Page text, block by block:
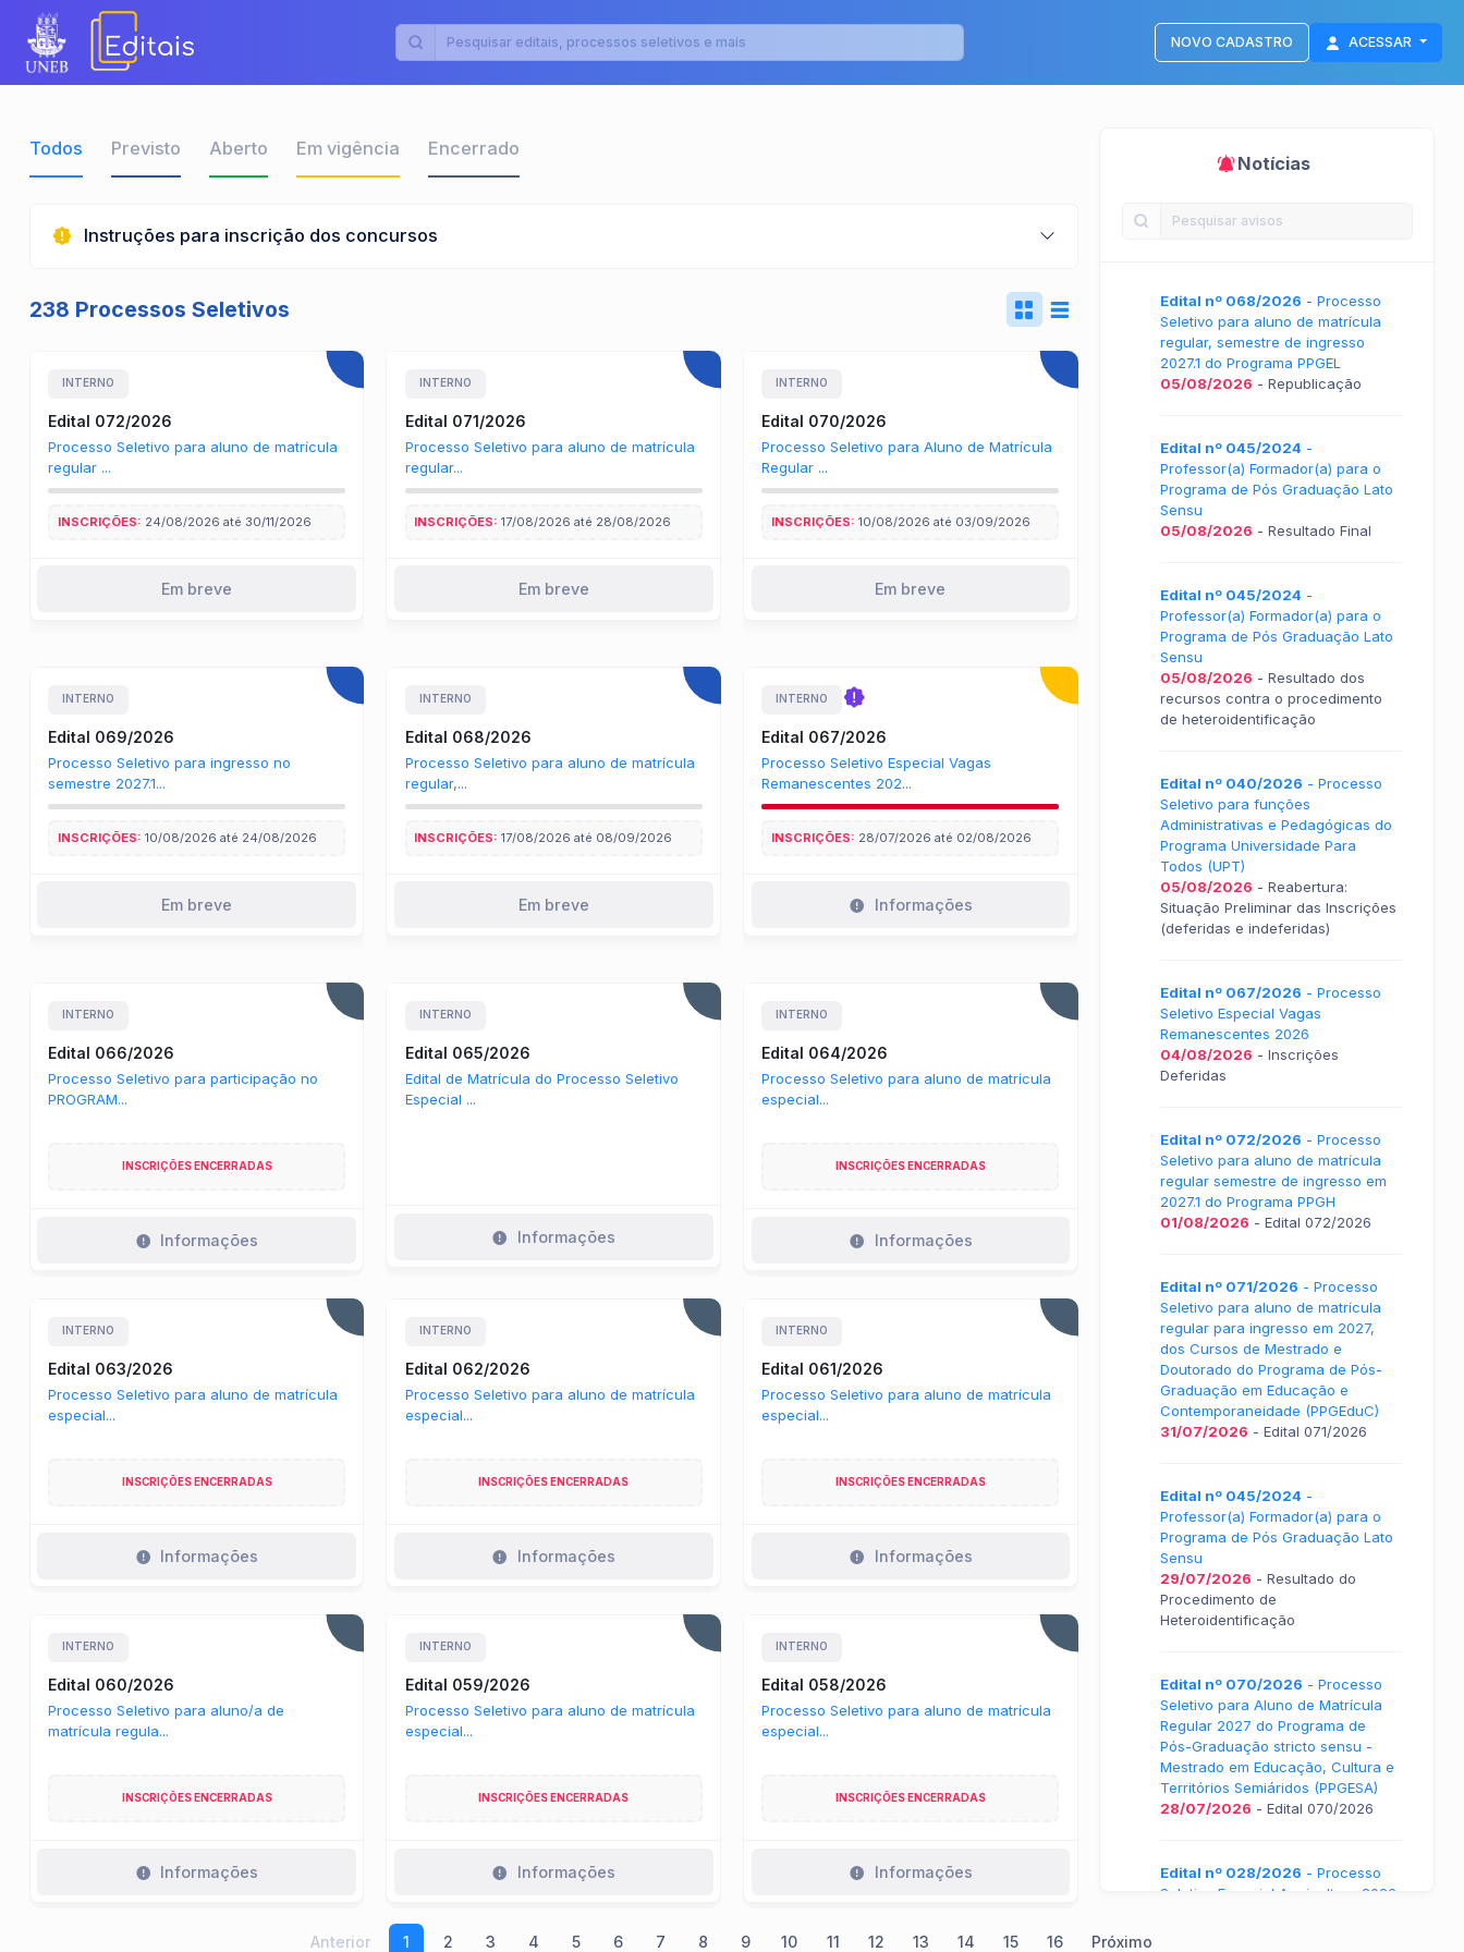
NOVO CADASTRO ACESSAR
Todos Previsto Aberto Em vigência Encerrado
Instruções para inscrição dos concursos
238 Processos Seletivos
INTERNO
Edital 072/2026
Processo Seletivo para aluno de matrícula
regular ...
INSCRIÇÕES: 24/08/2026 até 30/11/2026
Em breve
INTERNO
Edital 071/2026
Processo Seletivo para aluno de matrícula
regular...
INSCRIÇÕES:17/08/2026 até 28/08/2026
Em breve
INTERNO
Edital 070/2026
Processo Seletivo para Aluno de Matrícula
Regular ...
INSCRIÇÕES: 10/08/2026 até 03/09/2026
Em breve
INTERNO
Edital 069/2026
Processo Seletivo para ingresso no
semestre 2027.1...
INSCRIÇÕES: 10/08/2026 até 24/08/2026
Em breve
INTERNO
Edital 068/2026
Processo Seletivo para aluno de matrícula
regular,...
INSCRIÇÕES:17/08/2026 até 08/09/2026
Em breve
INTERNO
Edital 067/2026
Processo Seletivo Especial Vagas
Remanescentes 202...
INSCRIÇÕES: 28/07/2026 até 02/08/2026
Informações
INTERNO
Edital 066/2026
Processo Seletivo para participação no
PROGRAM...
INSCRIÇÕES ENCERRADAS
Informações
INTERNO
Edital 065/2026
Edital de Matrícula do Processo Seletivo
Especial ...
Informações
INTERNO
Edital 064/2026
Processo Seletivo para aluno de matrícula
especial...
INSCRIÇÕES ENCERRADAS
Informações
INTERNO
Edital 063/2026
Processo Seletivo para aluno de matrícula
especial...
INSCRIÇÕES ENCERRADAS
Informações
INTERNO
Edital 062/2026
Processo Seletivo para aluno de matrícula
especial...
INSCRIÇÕES ENCERRADAS
Informações
INTERNO
Edital 061/2026
Processo Seletivo para aluno de matrícula
especial...
INSCRIÇÕES ENCERRADAS
Informações
INTERNO
Edital 060/2026
Processo Seletivo para aluno/a de
matrícula regula...
INSCRIÇÕES ENCERRADAS
Informações
INTERNO
Edital 059/2026
Processo Seletivo para aluno de matrícula
especial...
INSCRIÇÕES ENCERRADAS
Informações
INTERNO
Edital 058/2026
Processo Seletivo para aluno de matrícula
especial...
INSCRIÇÕES ENCERRADAS
Informações
Notícias
Edital nº 068/2026 - Processo
Seletivo para aluno de matrícula
regular, semestre de ingresso
2027.1 do Programa PPGEL
05/08/2026 - Republicação
Edital nº 045/2024 -
Professor(a) Formador(a) para o
Programa de Pós Graduação Lato
Sensu
05/08/2026 - Resultado Final
Edital nº 045/2024 -
Professor(a) Formador(a) para o
Programa de Pós Graduação Lato
Sensu
05/08/2026 - Resultado dos
recursos contra o procedimento
de heteroidentificação
Edital nº 040/2026 - Processo
Seletivo para funções
Administrativas e Pedagógicas do
Programa Universidade Para
Todos (UPT)
05/08/2026 - Reabertura:
Situação Preliminar das Inscrições
(deferidas e indeferidas)
Edital nº 067/2026 - Processo
Seletivo Especial Vagas
Remanescentes 2026
04/08/2026 - Inscrições
Deferidas
Edital nº 072/2026 - Processo
Seletivo para aluno de matrícula
regular semestre de ingresso em
2027.1 do Programa PPGH
01/08/2026 - Edital 072/2026
Edital nº 071/2026 - Processo
Seletivo para aluno de matrícula
regular para ingresso em 2027,
dos Cursos de Mestrado e
Doutorado do Programa de Pós-
Graduação em Educação e
Contemporaneidade (PPGEduC)
31/07/2026 - Edital 071/2026
Edital nº 045/2024 -
Professor(a) Formador(a) para o
Programa de Pós Graduação Lato
Sensu
29/07/2026 - Resultado do
Procedimento de
Heteroidentificação
Edital nº 070/2026 - Processo
Seletivo para Aluno de Matrícula
Regular 2027 do Programa de
Pós-Graduação stricto sensu -
Mestrado em Educação, Cultura e
Territórios Semiáridos (PPGESA)
28/07/2026 - Edital 070/2026
Edital nº 028/2026 - Processo
Seletivo Especial Aquicultura 2026
Anterior 1 2 3 4 5 6 7 8 9 10 11 12 13 14 15 16 Próximo